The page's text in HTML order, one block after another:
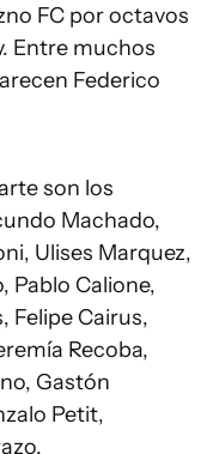
FC por octavos
Entre muchos
Federico
son los
Machado,
Ulises Marquez,
Pablo Calione,
Felipe Cairus,
Recoba,
Gastón
Petit,